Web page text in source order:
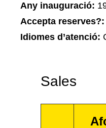
Any inauguració:
Accepta reserves?:
Idiomes d’atenció:
Sales